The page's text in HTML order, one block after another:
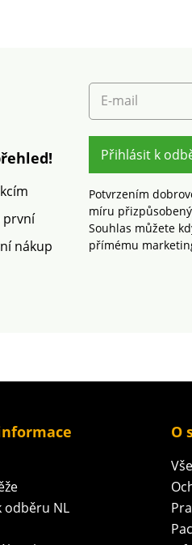
první
nákup
E-mail
Přihlásit k
Potvrzením
míru
Souhlas můžete
přímému
odběru NL
O